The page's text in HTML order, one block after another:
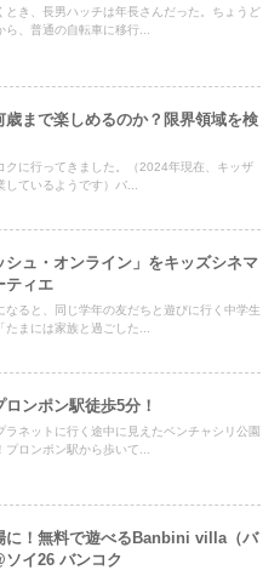
とき、長男ハッチは年長さんだった。ちょうど
ら、普通の自転車に移行...
歳まで楽しめるのか？限界領域を検
クに行ってきました。（2024年現在、キッザ
しているようです）バ...
シュ・オンライン」をキッズシネマ
ティエ
なると、同じ学年の友だちと遊びに行く中学生
まには家族と過ごした...
ンポン駅徒歩5分！
ラネットに行く途中に見えたベンチャシリ公園
ロンポン駅から歩いて...
に！無料で遊べるBanbini villa（バ
ンビニビラ）@ソイ26 バンコク